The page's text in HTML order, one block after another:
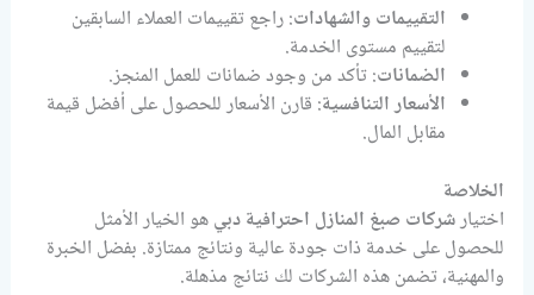
التقييمات والشهادات: راجع تقييمات العملاء السابقين
لتقييم مستوى الخدمة.
الضمانات: تأكد من وجود ضمانات للعمل المنجز.
الأسعار التنافسية: قارن الأسعار للحصول على أفضل قيمة
مقابل المال.
الخلاصة
اختيارشركات صبغ المنازل احترافية دبيهو الخيار الأمثل
للحصول على خدمة ذات جودة عالية ونتائج ممتازة. بفضل الخبرة
والمهنية، تضمن هذه الشركات لك نتائج مذهلة.